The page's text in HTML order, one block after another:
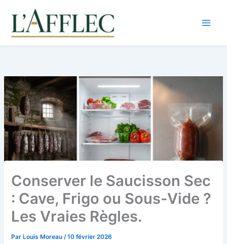
contenu
Conserver le Saucisson Sec
: Cave, Frigo ou Sous-Vide ?
Les Vraies Règles.
Par Louis Moreau/10 février 2026